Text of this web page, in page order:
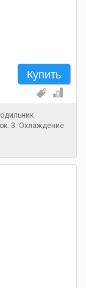
Купить
3. Охлаждение